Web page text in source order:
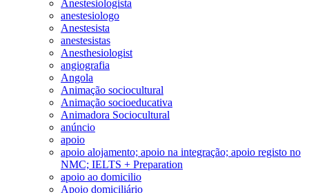
Anestesiologista
anestesiologo
Anestesista
anestesistas
Anesthesiologist
angiografia
Angola
Animação sociocultural
Animação socioeducativa
Animadora Sociocultural
anúncio
apoio
apoio alojamento; apoio na integração; apoio registo no
NMC; IELTS + Preparation
apoio ao domicilio
Apoio domiciliário